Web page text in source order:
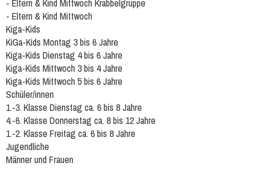
- Eltern & Kind Mittwoch Krabbelgruppe
- Eltern & Kind Mittwoch
Kiga-Kids
KiGa-Kids Montag 3 bis 6 Jahre
Kiga-Kids Dienstag 4 bis 6 Jahre
Kiga-Kids Mittwoch 3 bis 4 Jahre
Kiga-Kids Mittwoch 5 bis 6 Jahre
Schüler/innen
1.-3. Klasse Dienstag ca. 6 bis 8 Jahre
4.-6. Klasse Donnerstag ca. 8 bis 12 Jahre
1.-2. Klasse Freitag ca. 6 bis 8 Jahre
Jugendliche
Männer und Frauen